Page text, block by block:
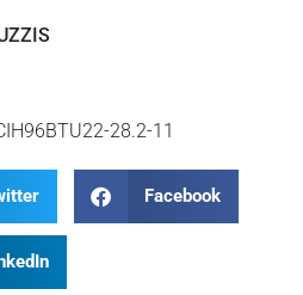
28.2-11
Facebook